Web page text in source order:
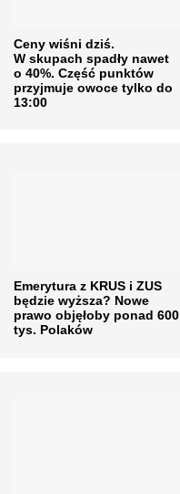
Ceny wiśni dziś.
W skupach spadły nawet
o 40%. Część punktów
przyjmuje owoce tylko do
13:00
Emerytura z KRUS i ZUS
będzie wyższa? Nowe
prawo objęłoby ponad 600
tys. Polaków